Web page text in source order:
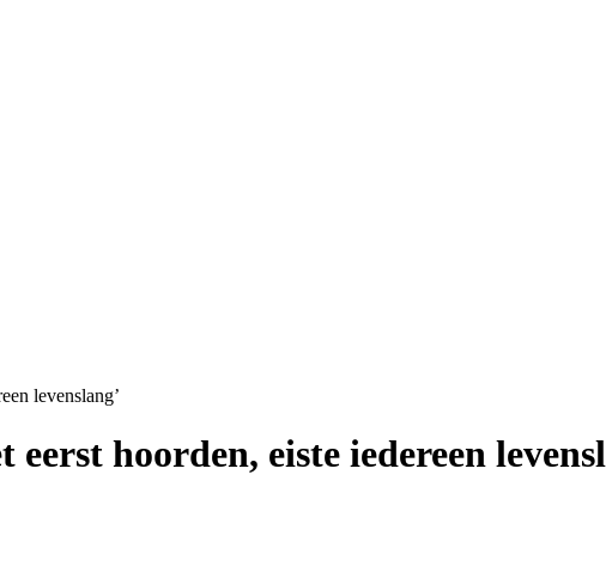
levenslang’
eerst hoorden, eiste iedereen